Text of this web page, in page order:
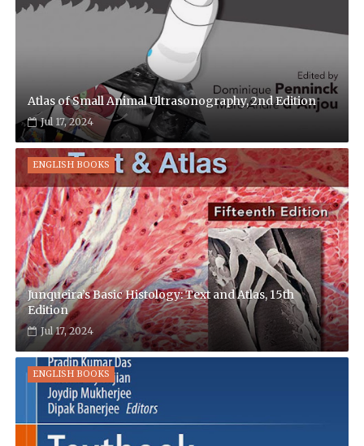
Atlas of Small Animal Ultrasonography, 2nd Edition
Jul 17, 2024
ENGLISH BOOKS
Junqueira’s Basic Histology: Text and Atlas, 15th
Edition
Jul 17, 2024
ENGLISH BOOKS